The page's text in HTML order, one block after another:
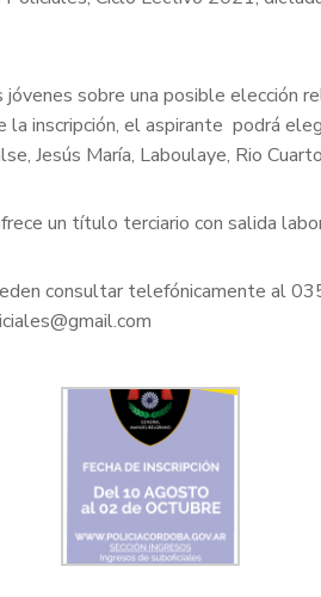
sobre una posible elección
inscripción, el aspirante podrá
Jesús María, Laboulaye, Rio
un título terciario con salida
consultar telefónicamente al